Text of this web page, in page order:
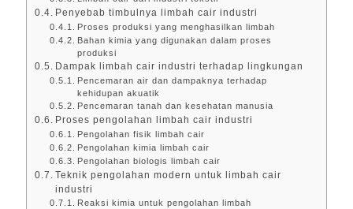
Penyebab timbulnya limbah cair industri
Proses produksi yang menghasilkan limbah
Bahan kimia yang digunakan dalam proses
produksi
Dampak limbah cair industri terhadap lingkungan
Pencemaran air dan dampaknya terhadap
kehidupan akuatik
Pencemaran tanah dan kesehatan manusia
Proses pengolahan limbah cair industri
Pengolahan fisik limbah cair
Pengolahan kimia limbah cair
Pengolahan biologis limbah cair
Teknik pengolahan modern untuk limbah cair
industri
Reaksi kimia untuk pengolahan limbah